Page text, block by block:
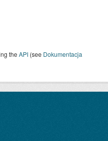
theAPI (see Dokumentacja